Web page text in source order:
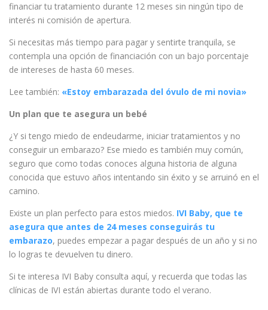
financiar tu tratamiento durante 12 meses sin ningún tipo de
interés ni comisión de apertura.
Si necesitas más tiempo para pagar y sentirte tranquila, se
contempla una opción de financiación con un bajo porcentaje
de intereses de hasta 60 meses.
Lee también: «Estoy embarazada del óvulo de mi novia»
Un plan que te asegura un bebé
¿Y si tengo miedo de endeudarme, iniciar tratamientos y no
conseguir un embarazo? Ese miedo es también muy común,
seguro que como todas conoces alguna historia de alguna
conocida que estuvo años intentando sin éxito y se arruinó en el
camino.
Existe un plan perfecto para estos miedos. IVI Baby, que te
asegura que antes de 24 meses conseguirás tu
embarazo, puedes empezar a pagar después de un año y si no
lo logras te devuelven tu dinero.
Si te interesa IVI Baby consulta aquí, y recuerda que todas las
clínicas de IVI están abiertas durante todo el verano.